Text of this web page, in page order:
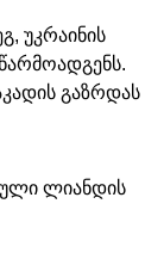
უკრაინის
გაზრდას
ლიანდის